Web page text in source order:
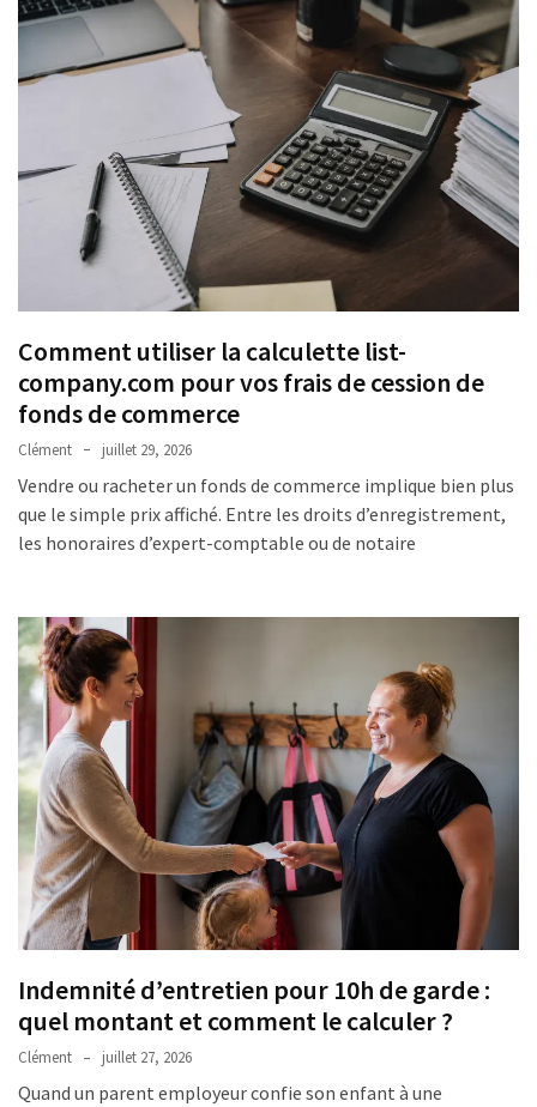
Comment utiliser la calculette list-
company.com pour vos frais de cession de
fonds de commerce
Clément juillet 29, 2026
Vendre ou racheter un fonds de commerce implique bien plus
que le simple prix affiché. Entre les droits d’enregistrement,
les honoraires d’expert-comptable ou de notaire
Indemnité d’entretien pour 10h de garde :
quel montant et comment le calculer ?
Clément juillet 27, 2026
Quand un parent employeur confie son enfant à une